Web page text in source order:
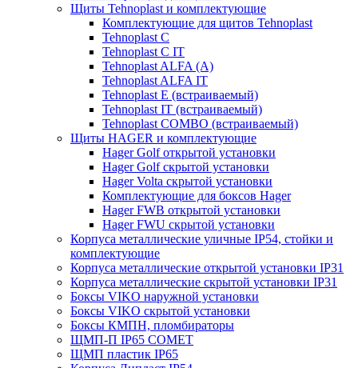
Щиты Tehnoplast и комплектующие
Комплектующие для щитов Tehnoplast
Tehnoplast C
Tehnoplast C IT
Tehnoplast ALFA (А)
Tehnoplast ALFA IT
Tehnoplast E (встраиваемый)
Tehnoplast IT (встраиваемый)
Tehnoplast COMBO (встраиваемый)
Щиты HAGER и комплектующие
Hager Golf открытой установки
Hager Golf скрытой установки
Hager Volta скрытой установки
Комплектующие для боксов Hager
Hager FWB открытой установки
Hager FWU скрытой установки
Корпуса металлические уличные IP54, стойки и
комплектующие
Корпуса металлические открытой установки IP31
Корпуса металлические скрытой установки IP31
Боксы VIKO наружной установки
Боксы VIKO скрытой установки
Боксы КМПН, пломбираторы
ЩМП-П IP65 COMET
ЩМП пластик IP65